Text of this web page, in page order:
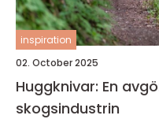
inspiration
02. October 2025
Huggknivar: En
skogsindustrin